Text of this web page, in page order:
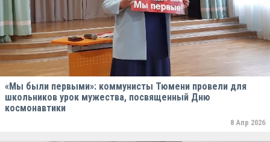
«Мы были первыми»: коммунисты Тюмени провели для
школьников урок мужества, посвященный Дню
космонавтики
8 Апр 2026